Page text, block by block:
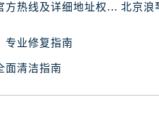
北京浪琴官方售后服务中心｜最新官方热线及详细地址权威信息公示（2026年7月最新）
专业修复指南
面清洁指南